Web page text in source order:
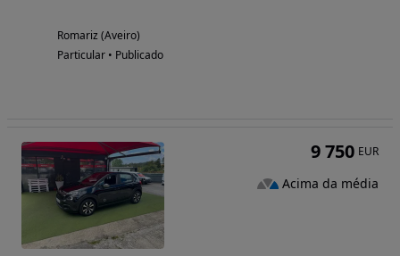
Romariz (Aveiro)
Particular • Publicado
9 750 EUR
Acima da média